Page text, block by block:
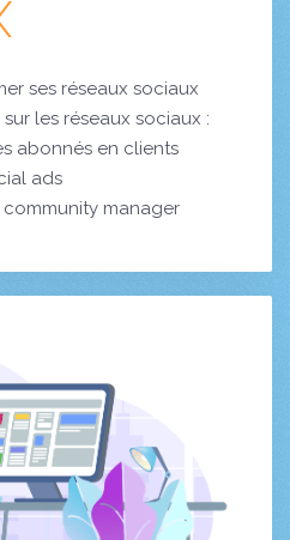
ses réseaux sociaux
les réseaux sociaux :
abonnés en clients
ads
community manager